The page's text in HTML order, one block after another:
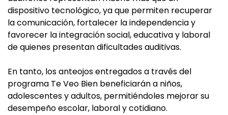
dispositivo tecnológico, ya que permiten recuperar
la comunicación, fortalecer la independencia y
favorecer la integración social, educativa y laboral
de quienes presentan dificultades auditivas.
En tanto, los anteojos entregados a través del
programa Te Veo Bien beneficiarán a niños,
adolescentes y adultos, permitiéndoles mejorar su
desempeño escolar, laboral y cotidiano.